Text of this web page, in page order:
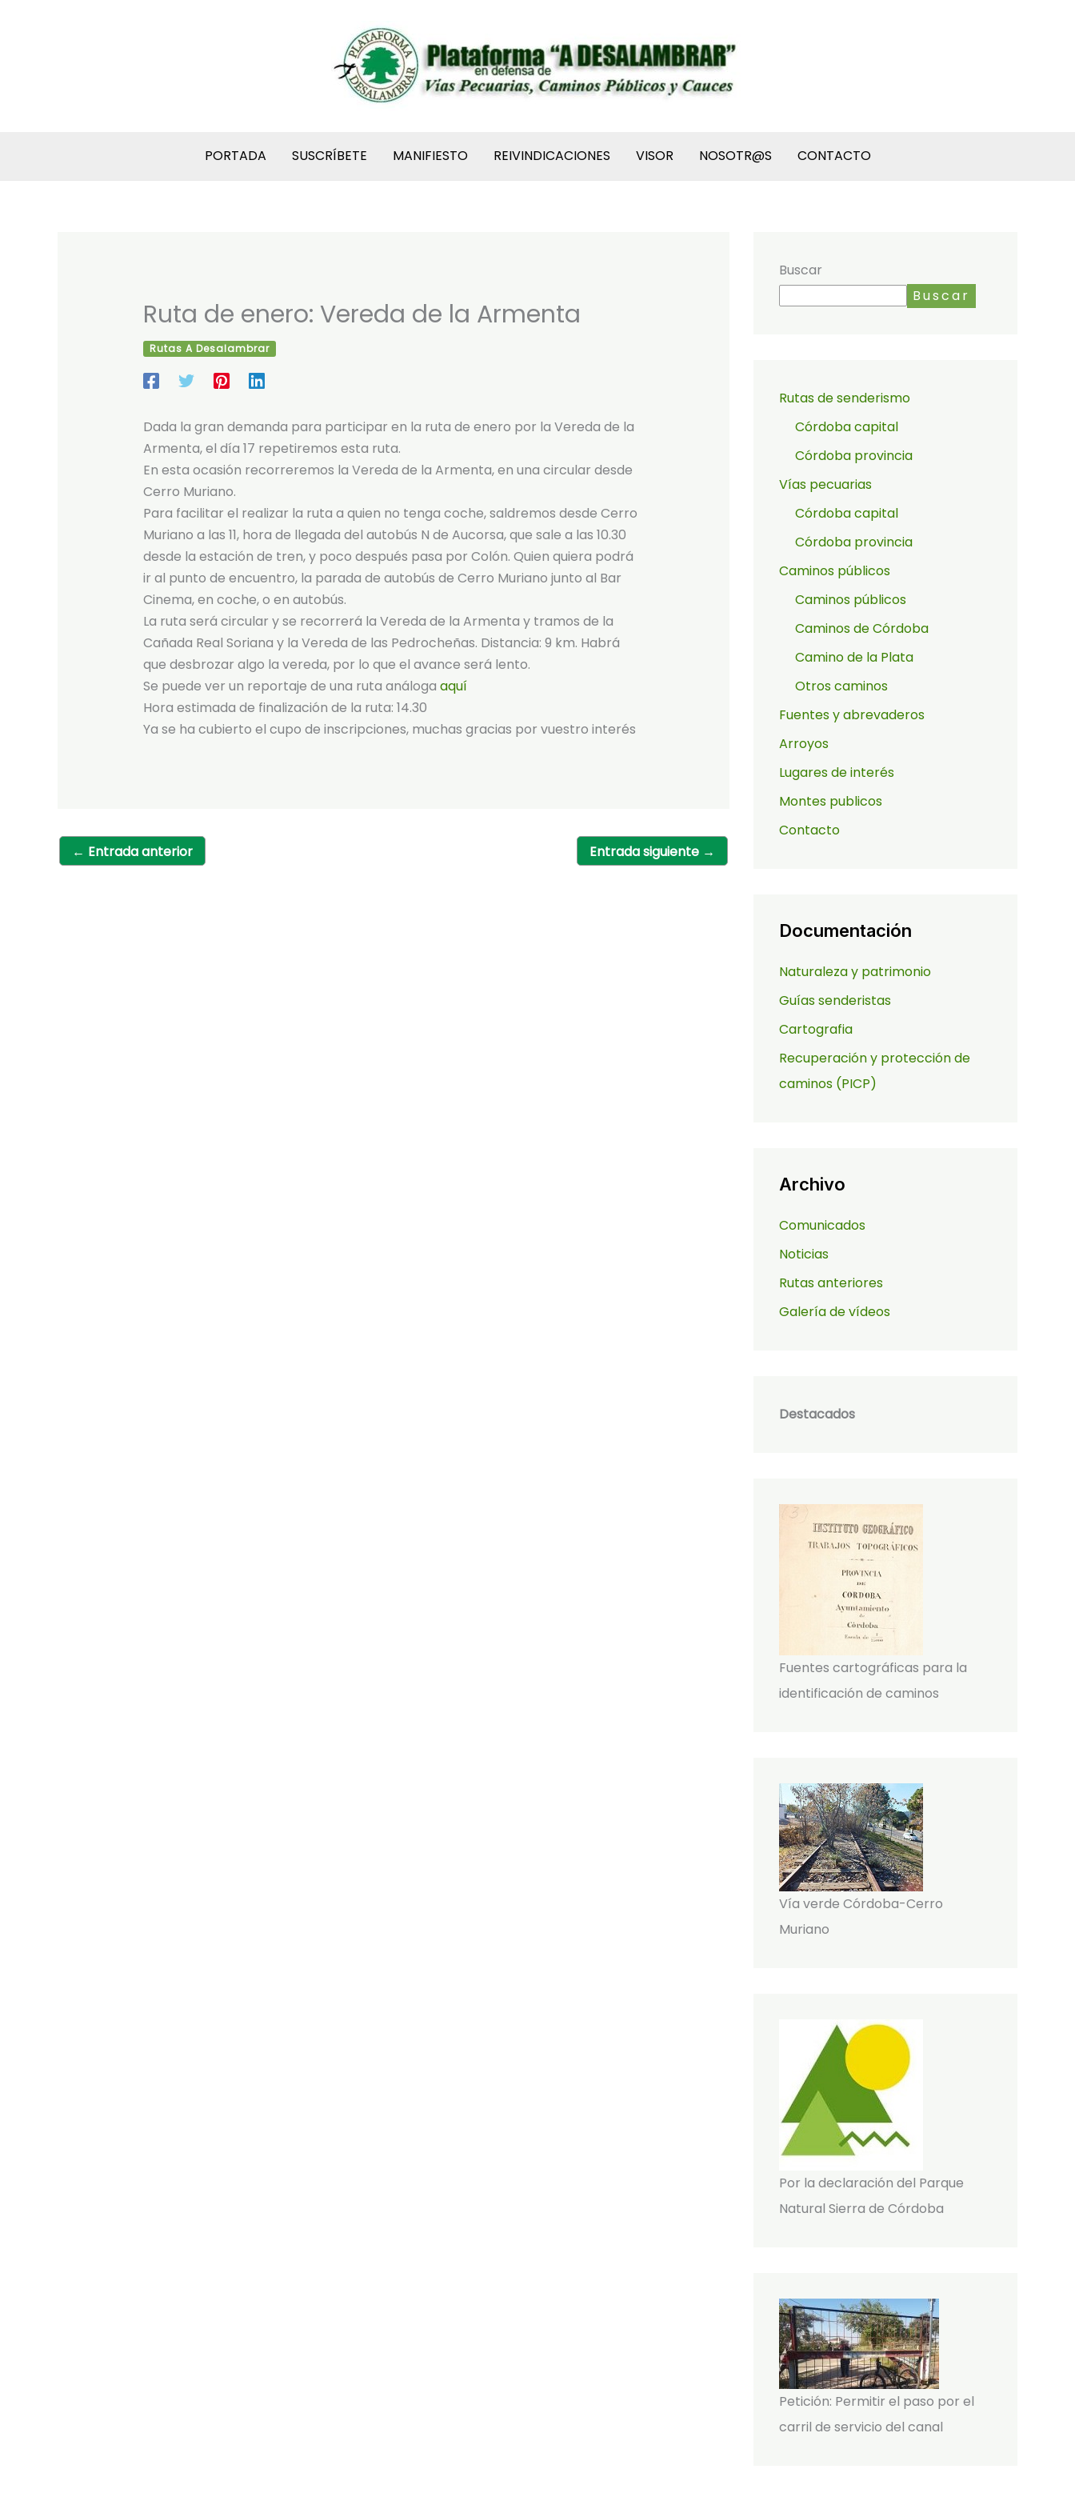
PORTADA SUSCRÍBETE MANIFIESTO REIVINDICACIONES VISOR NOSOTR@S CONTACTO
Ruta de enero: Vereda de la Armenta
Rutas A Desalambrar
Dada la gran demanda para participar en la ruta de enero por la Vereda de la
Armenta, el día 17 repetiremos esta ruta.
En esta ocasión recorreremos la Vereda de la Armenta, en una circular desde
Cerro Muriano.
Para facilitar el realizar la ruta a quien no tenga coche, saldremos desde Cerro
Muriano a las 11, hora de llegada del autobús N de Aucorsa, que sale a las 10.30
desde la estación de tren, y poco después pasa por Colón. Quien quiera podrá
ir al punto de encuentro, la parada de autobús de Cerro Muriano junto al Bar
Cinema, en coche, o en autobús.
La ruta será circular y se recorrerá la Vereda de la Armenta y tramos de la
Cañada Real Soriana y la Vereda de las Pedrocheñas. Distancia: 9 km. Habrá
que desbrozar algo la vereda, por lo que el avance será lento.
Se puede ver un reportaje de una ruta análoga aquí
Hora estimada de finalización de la ruta: 14.30
Ya se ha cubierto el cupo de inscripciones, muchas gracias por vuestro interés
← Entrada anterior Entrada siguiente →
Buscar
Buscar
Rutas de senderismo
Córdoba capital
Córdoba provincia
Vías pecuarias
Córdoba capital
Córdoba provincia
Caminos públicos
Caminos públicos
Caminos de Córdoba
Camino de la Plata
Otros caminos
Fuentes y abrevaderos
Arroyos
Lugares de interés
Montes publicos
Contacto
Documentación
Naturaleza y patrimonio
Guías senderistas
Cartografia
Recuperación y protección de
caminos (PICP)
Archivo
Comunicados
Noticias
Rutas anteriores
Galería de vídeos
Destacados
Fuentes cartográficas para la
identificación de caminos
Vía verde Córdoba-Cerro
Muriano
Por la declaración del Parque
Natural Sierra de Córdoba
Petición: Permitir el paso por el
carril de servicio del canal